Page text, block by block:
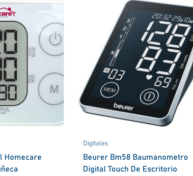
Homecare
Digitales
Beurer Bm58 Baumanometro
Digital Touch De Escritorio